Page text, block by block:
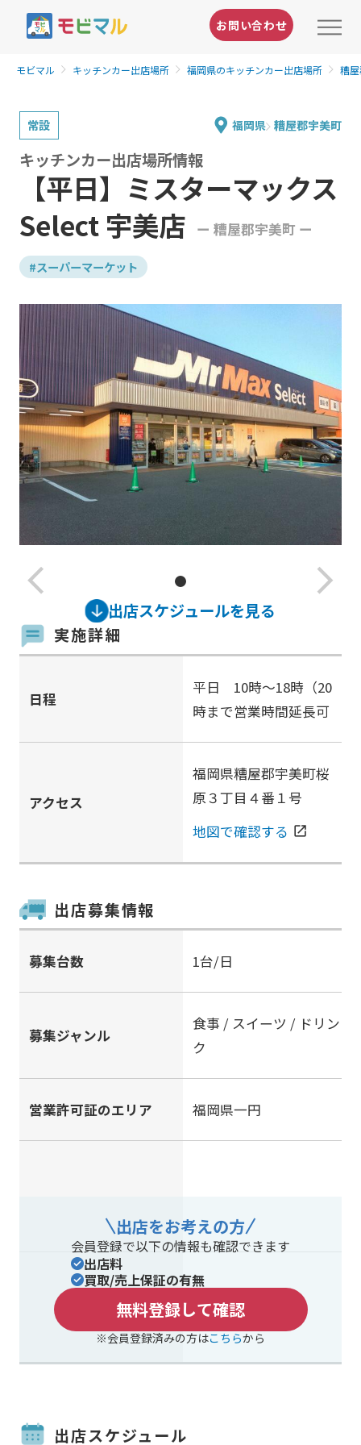
お問い合わせ
モビマル キッチンカー出店場所 福岡県のキッチンカー出店場所 糟
常設 福岡県 糟屋郡宇美町
【平日】ミスターマックス
Select 宇美店
ー 糟屋郡宇美町 ー
キッチンカー出店場所情報
#スーパーマーケット
arrow_back_ios_new arrow_forward_ios
出店スケジュールを見る
実施詳細
日程
平日 10時〜18時（20
時まで営業時間延長可
アクセス
福岡県糟屋郡宇美町桜
原３丁目４番１号
地図で確認する open_in_new
出店募集情報
募集台数 1台/日
募集ジャンル
食事 / スイーツ / ドリン
ク
営業許可証のエリア 福岡県一円
出店をお考えの方
会員登録で以下の情報も確認できます
出店料
買取/売上保証の有無
無料登録して確認
※会員登録済みの方はこちらから
出店スケジュール